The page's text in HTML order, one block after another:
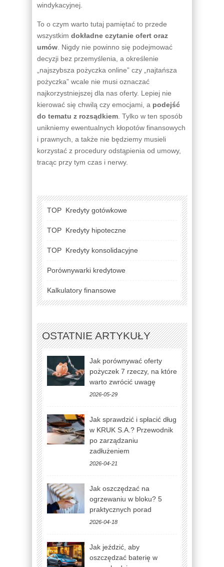
windykacyjnej.
To o czym warto tutaj pamiętać to przede
wszystkim dokładne czytanie ofert oraz
umów . Nigdy nie powinno się podejmować
decyzji bez przemyślenia, a określenie
„najszybsza pożyczka online” czy „najtańsza
pożyczka” wcale nie musi oznaczać
najkorzystniejszej dla nas oferty. Lepiej nie
kierować się chwilą czy emocjami, a podejść
do tematu z rozsądkiem . Tylko w ten sposób
unikniemy ewentualnych kłopotów finansowych
i prawnych, a także nie będziemy musieli
korzystać z procedury odstąpienia od umowy,
tracąc przy tym czas i nerwy.
TOP Kredyty gotówkowe
TOP Kredyty hipoteczne
TOP Kredyty konsolidacyjne
Porównywarki kredytowe
Kalkulatory finansowe
OSTATNIE ARTYKUŁY
Jak porównywać oferty
pożyczek 7 rzeczy, na które
warto zwrócić uwagę
2026-05-29
Jak sprawdzić i spłacić dług
w KRUK S.A.? Przewodnik
po zarządzaniu
zadłużeniem
2026-04-21
Jak oszczędzać na
ogrzewaniu w bloku? 5
praktycznych porad
2026-04-18
Jak jeździć, aby
oszczędzać baterię w